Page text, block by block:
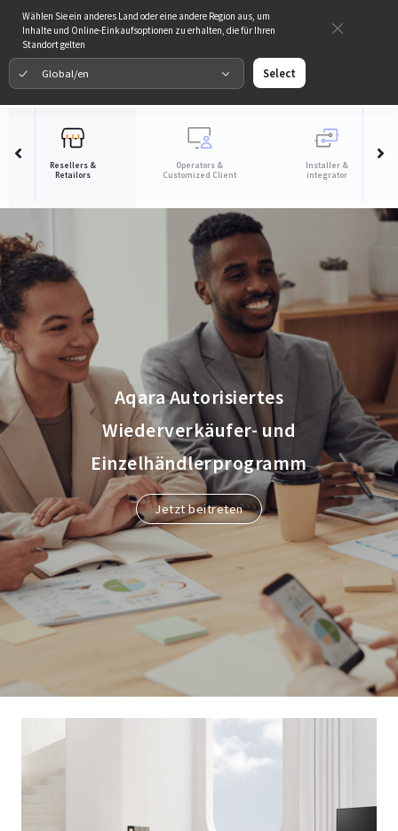
Wählen Sie ein anderes Land oder eine andere Region aus, um
Inhalte und Online-Einkaufsoptionen zu erhalten, die für Ihren
Standort gelten
Global/en Select
Resellers &
Retailors
Operators &
Customized Client
Installer &
integrator
Aqara Autorisiertes
Wiederverkäufer- und
Einzelhändlerprogramm
Jetzt beitreten